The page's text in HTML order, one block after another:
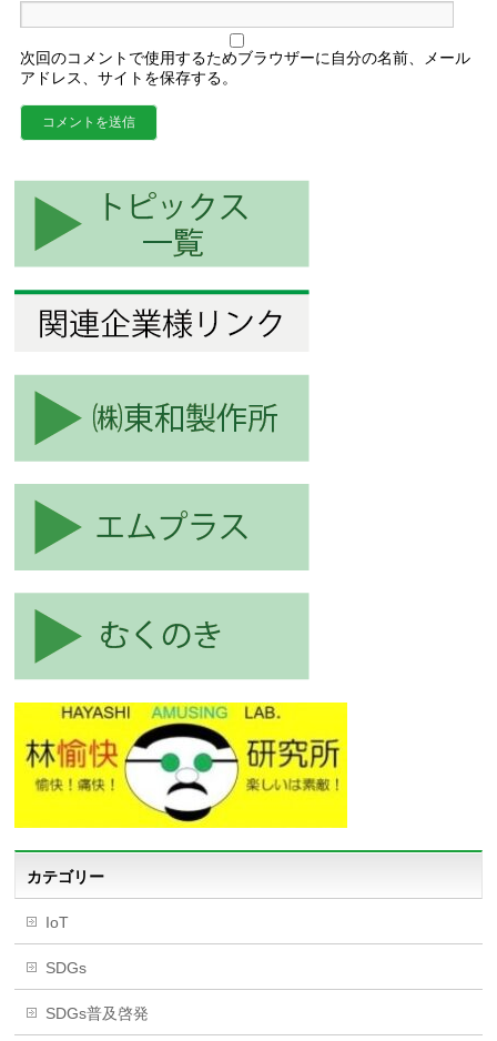
次回のコメントで使用するためブラウザーに自分の名前、メール
アドレス、サイトを保存する。
カテゴリー
IoT
SDGs
SDGs普及啓発